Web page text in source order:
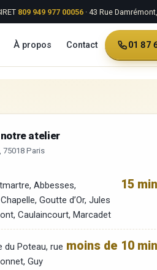
809 949 977 00056 · 43 Rue
À propos Contact 01 87
atelier
75018 Paris
Abbesses,
Goutte d’Or, Jules
Caulaincourt, Marcadet
15
Poteau, rue
Guy
moins de 10